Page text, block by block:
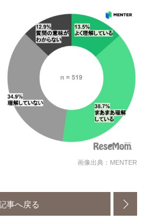
画像出典：MENTER
事へ戻る